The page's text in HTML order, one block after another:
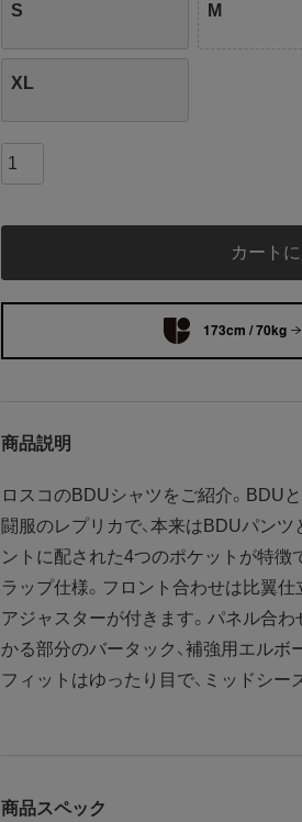
S M
XL
カート
173cm / 70kg
商品説明
ロスコのBDUシャツをご紹介。BDU
闘服のレプリカで、本来はBDUパン
ントに配された4つのポケットが特徴
ラップ仕様。フロント合わせは比翼
アジャスターが付きます。パネル合
かる部分のバータック、補強用エルボ
フィットはゆったり目で、ミッドシー
商品スペック